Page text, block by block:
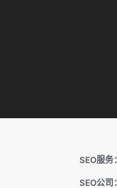
SEO服务：
SEO公司：